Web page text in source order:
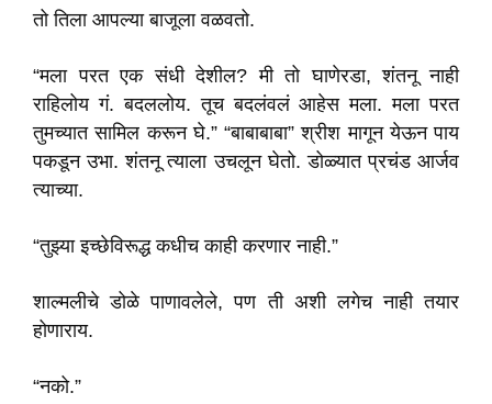
तो तिला आपल्या बाजूला वळवतो.
“मला परत एक संधी देशील? मी तो घाणेरडा, शंतनू नाही
राहिलोय गं. बदललोय. तूच बदलंवलं आहेस मला. मला परत
तुमच्यात सामिल करून घे.” “बाबाबाबा” श्रीश मागून येऊन पाय
पकडून उभा. शंतनू त्याला उचलून घेतो. डोळ्यात प्रचंड आर्जव
त्याच्या.
“तुझ्या इच्छेविरूद्ध कधीच काही करणार नाही.”
शाल्मलीचे डोळे पाणावलेले, पण ती अशी लगेच नाही तयार
होणाराय.
“नको.”